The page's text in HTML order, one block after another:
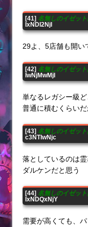
[41] 名無しのイゼッ
IxNDI2NjI
29よ、5店舗も開い
[42] 名無しのイゼッ
IwNjMwMjI
単なるレガシー級
普通に積むくらい
[43] 名無しのイゼッ
c3NTIwNjc
落としているのは
ダルケンだと思う
[44] 名無しのイゼッ
IxNDQxNjY
需要が高くても、